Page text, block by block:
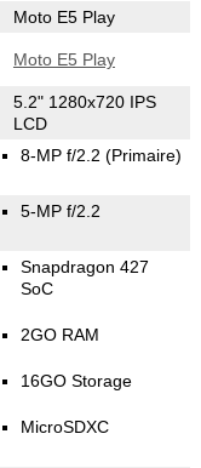
Moto E5 Play
Moto E5 Play
5.2" 1280x720 IPS
LCD
8-MP f/2.2 (Primaire)
5-MP f/2.2
Snapdragon 427
SoC
2GO RAM
16GO Storage
MicroSDXC